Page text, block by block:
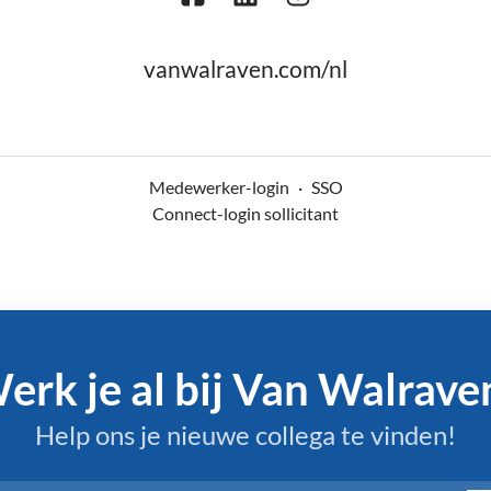
vanwalraven.com/nl
Medewerker-login · SSO
Connect-login sollicitant
je al bij Van
Help ons je nieuwe collega te vinden!